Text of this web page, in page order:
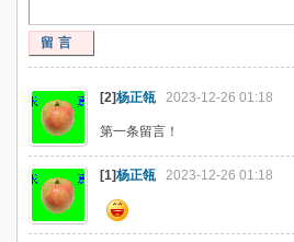
留言
[2]杨正瓴 2023-12-26 01:18
第一条留言！
[1]杨正瓴 2023-12-26 01:18